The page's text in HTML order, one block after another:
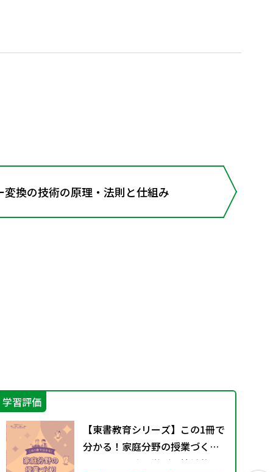
換の技術の原理・法則と仕組み
学習評価
【東書教育シリーズ】この1冊で
分かる！家庭分野の授業づく
り 個別最適な学びと協働的な